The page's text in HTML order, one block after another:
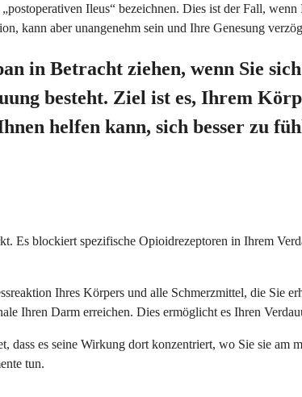
Ileus“ bezeichnen. Dies ist der Fall,
kann aber unangenehm sein und Ihre Genesung
in Betracht ziehen, wenn Sie
besteht. Ziel ist es, Ihrem
helfen kann, sich besser zu
Es blockiert spezifische Opioidrezeptoren in Ihrem
Ihres Körpers und alle Schmerzmittel, die Sie
Ihren Darm erreichen. Dies ermöglicht es Ihren
dass es seine Wirkung dort konzentriert, wo Sie sie
tun.